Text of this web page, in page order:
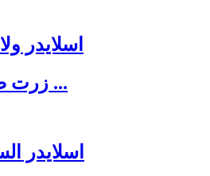
اسلايدر
زرت صاحب العصر (عج) ...
اسلايدر